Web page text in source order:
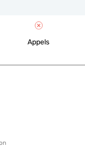
Appels